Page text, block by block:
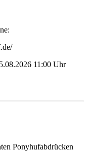
11:00 Uhr
Ponyhufabdrücken